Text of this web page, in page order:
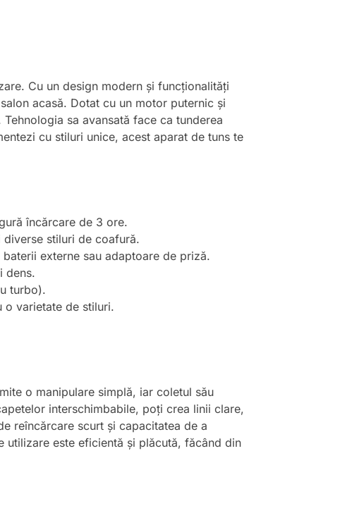
Cu un design modern și funcționalități
acasă. Dotat cu un motor puternic și
sa avansată face ca tunderea
cu stiluri unice, acest aparat de tuns te
încărcare de 3 ore.
diverse stiluri de coafură.
externe sau adaptoare de priză.
dens.
turbo).
o varietate de stiluri.
o manipulare simplă, iar coletul său
interschimbabile, poți crea linii clare,
reîncărcare scurt și capacitatea de a
este eficientă și plăcută, făcând din